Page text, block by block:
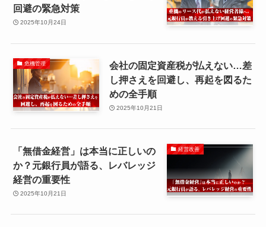
回避の緊急対策
2025年10月24日
危機管理
会社の固定資産税が払えない…差
し押さえを回避し、再起を図るた
めの全手順
2025年10月21日
経営改善
「無借金経営」は本当に正しいの
か？元銀行員が語る、レバレッジ
経営の重要性
2025年10月21日